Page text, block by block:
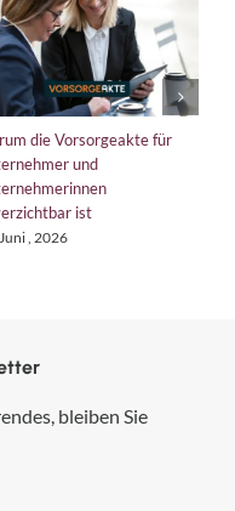
die Vorsorgeakte für
und
ist
, 2026
bleiben Sie